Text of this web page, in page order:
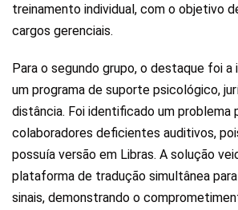
treinamento individual, com o objetivo
cargos gerenciais.
Para o segundo grupo, o destaque foi
um programa de suporte psicológico,
distância. Foi identificado um problema
colaboradores deficientes auditivos,
possuía versão em Libras. A solução
plataforma de tradução simultânea
sinais, demonstrando o